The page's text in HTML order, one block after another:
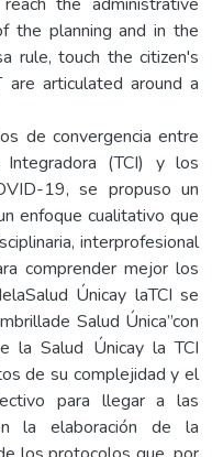
the planning and in the
rule, touch the citizen's
are articulated around a
de convergencia entre
Integradora (TCI) y los
19, se propuso un
enfoque cualitativo que
interprofesional
comprender mejor los
Únicay laTCI se
Salud Única”con
la Salud Únicay la TCI
de su complejidad y el
para llegar a las
la elaboración de la